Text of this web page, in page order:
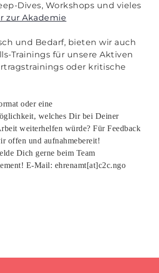
Dives, Workshops und vieles
zur Akademie
und Bedarf, bieten wir auch
Trainings für unsere Aktiven
oder kritische
oder eine
welches Dir bei Deiner
weiterhelfen würde? Für Feedback
offen und aufnahmebereit!
Dich gerne beim Team
E-Mail: ehrenamt[at]c2c.ngo